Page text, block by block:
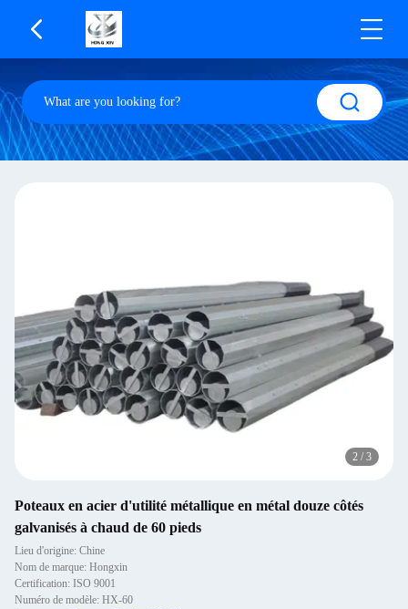
2 / 3
Poteaux en acier d'utilité métallique en métal douze côtés
galvanisés à chaud de 60 pieds
Lieu d'origine: Chine
Nom de marque: Hongxin
Certification: ISO 9001
Numéro de modèle: HX-60